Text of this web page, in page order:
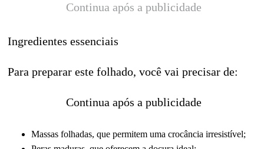
Continua após a publicidade
Ingredientes essenciais
Para preparar este folhado, você vai precisar de:
Continua após a publicidade
Massas folhadas, que permitem uma crocância irresistível;